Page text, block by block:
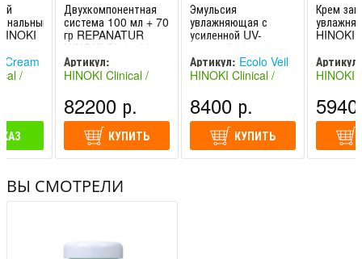
Cream
/
Двухкомпонентная
система 100 мл + 70
гр REPANATUR
HINOKI Clinical /
ХИНОКИ Клиникал
Артикул:
REPANATUR
HINOKI Clinical /
(Япония)
82200 р.
КУПИТЬ
Эмульсия
увлажняющая с
усиленной UV-
защитой 35мл /
HINOKI Clinical
Артикул: Ecolo Veil
HINOKI Clinical /
(Япония)
8400 р.
КУПИТЬ
Крем
HINOKI
Артикул:
HINOKI
(Япония)
ВЫ СМОТРЕЛИ